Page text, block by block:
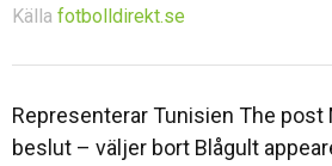
Källa fotbolldirekt.se
Representerar Tunisien The
beslut – väljer bort Blågult